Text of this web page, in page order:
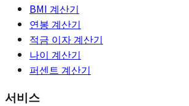
BMI 계산기
연봉 계산기
적금 이자 계산기
나이 계산기
퍼센트 계산기
서비스